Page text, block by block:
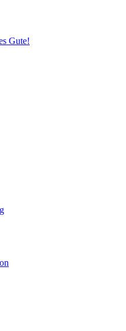
Gute!